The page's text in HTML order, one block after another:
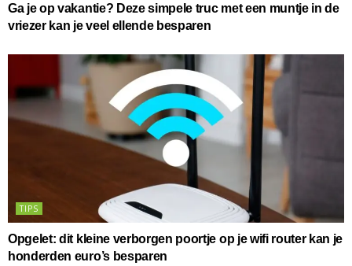
Ga je op vakantie? Deze simpele truc met een muntje in de
vriezer kan je veel ellende besparen
TIPS
Opgelet: dit kleine verborgen poortje op je wifi router kan je
honderden euro’s besparen